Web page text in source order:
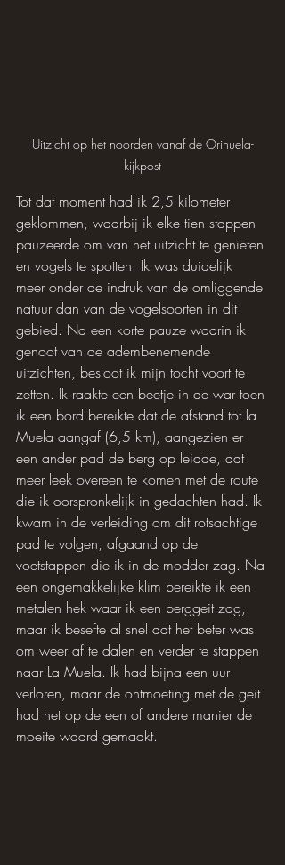
Uitzicht op het noorden vanaf de Orihuela-
kijkpost
Tot dat moment had ik 2,5 kilometer
geklommen, waarbij ik elke tien stappen
pauzeerde om van het uitzicht te genieten
en vogels te spotten. Ik was duidelijk
meer onder de indruk van de omliggende
natuur dan van de vogelsoorten in dit
gebied. Na een korte pauze waarin ik
genoot van de adembenemende
uitzichten, besloot ik mijn tocht voort te
zetten. Ik raakte een beetje in de war toen
ik een bord bereikte dat de afstand tot la
Muela aangaf (6,5 km), aangezien er
een ander pad de berg op leidde, dat
meer leek overeen te komen met de route
die ik oorspronkelijk in gedachten had. Ik
kwam in de verleiding om dit rotsachtige
pad te volgen, afgaand op de
voetstappen die ik in de modder zag. Na
een ongemakkelijke klim bereikte ik een
metalen hek waar ik een berggeit zag,
maar ik besefte al snel dat het beter was
om weer af te dalen en verder te stappen
naar La Muela. Ik had bijna een uur
verloren, maar de ontmoeting met de geit
had het op de een of andere manier de
moeite waard gemaakt.